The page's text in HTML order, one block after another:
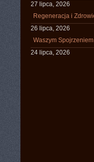
27 lipca, 2026
Regeneracja i
26 lipca, 2026
Waszym Spojrzeniem
24 lipca, 2026